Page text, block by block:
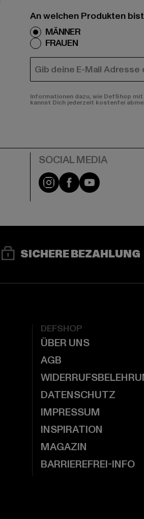
An welchen Produkten
MÄNNER
FRAUEN
E-MAIL
Informationen dazu, wie DefShop
kannst Dich jederzeit kostenfei
Instagram
FacebookYouTube
SICHERE BEZAHLUNG
DEFSHOP
ÜBER UNS
AGB
DATENSCHUTZ
IMPRESSUM
INSPIRATION
MAGAZIN
BARRIEREFREI-INFO